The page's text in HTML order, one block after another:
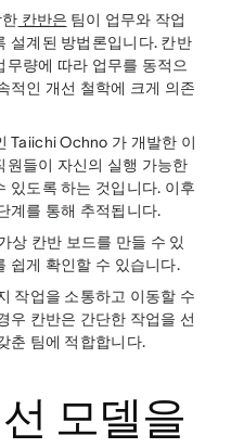
칸반은 팀이 업무와 작업
설계된 방법론입니다. 칸반
무량에 따라 업무를 동적으
적인 개선 철학에 크게 의존
Taiichi Ochno 가 개발한 이
원들이 자신의 실행 가능한
있도록 하는 것입니다. 이후
계를 통해 추적됩니다.
상 칸반 보드를 만들 수 있
쉽게 확인할 수 있습니다.
작업을 소통하고 이동할 수
우 칸반은 간단한 작업을 선
춘 팀에 적합합니다.
모델을